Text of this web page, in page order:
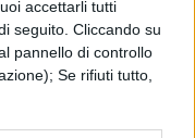
accettarli tutti
seguito. Cliccando su
pannello di controllo
Se rifiuti tutto,
o togliere
Se